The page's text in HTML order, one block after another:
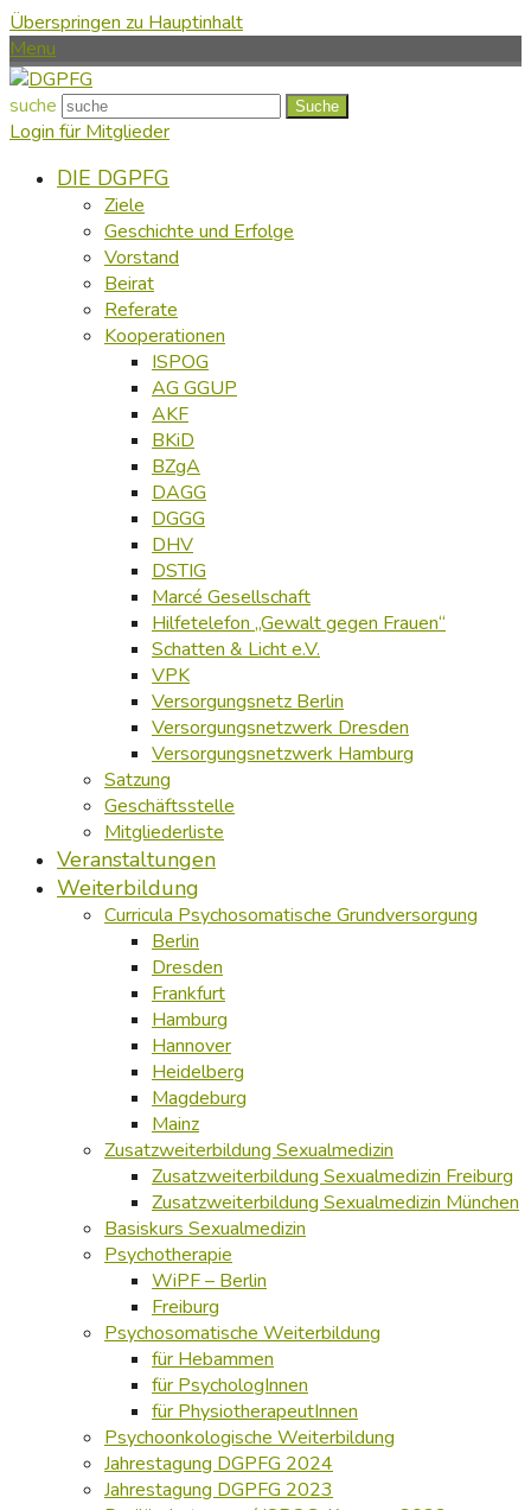
Überspringen zu Hauptinhalt
Menu
suche Suche
Login für Mitglieder
DIE DGPFG
Ziele
Geschichte und Erfolge
Vorstand
Beirat
Referate
Kooperationen
ISPOG
AG GGUP
AKF
BKiD
BZgA
DAGG
DGGG
DHV
DSTIG
Marcé Gesellschaft
Hilfetelefon „Gewalt gegen Frauen“
Schatten & Licht e.V.
VPK
Versorgungsnetz Berlin
Versorgungsnetzwerk Dresden
Versorgungsnetzwerk Hamburg
Satzung
Geschäftsstelle
Mitgliederliste
Veranstaltungen
Weiterbildung
Curricula Psychosomatische Grundversorgung
Berlin
Dresden
Frankfurt
Hamburg
Hannover
Heidelberg
Magdeburg
Mainz
Zusatzweiterbildung Sexualmedizin
Zusatzweiterbildung Sexualmedizin Freiburg
Zusatzweiterbildung Sexualmedizin München
Basiskurs Sexualmedizin
Psychotherapie
WiPF – Berlin
Freiburg
Psychosomatische Weiterbildung
für Hebammen
für PsychologInnen
für PhysiotherapeutInnen
Psychoonkologische Weiterbildung
Jahrestagung DGPFG 2024
Jahrestagung DGPFG 2023